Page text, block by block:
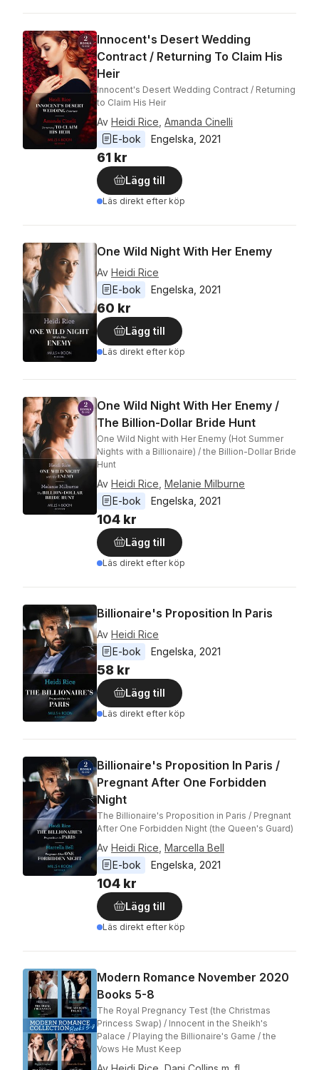
Innocent's Desert Wedding
Contract / Returning To Claim His
Heir
Innocent's Desert Wedding Contract / Returning
to Claim His Heir
Av Heidi Rice, Amanda Cinelli
E-bok
Engelska, 2021
61 kr
Lägg till
Läs direkt efter köp
One Wild Night With Her Enemy
Av Heidi Rice
E-bok
Engelska, 2021
60 kr
Lägg till
Läs direkt efter köp
One Wild Night With Her Enemy /
The Billion-Dollar Bride Hunt
One Wild Night with Her Enemy (Hot Summer
Nights with a Billionaire) / the Billion-Dollar Bride
Hunt
Av Heidi Rice Melanie Milburne
E-bok
Engelska 2021
104 kr
Lägg till
Läs direkt efter köp
Billionaire's Proposition In Paris
Av Heidi Rice
E-bok
Engelska 2021
58 kr
Lägg till
Läs direkt efter köp
Billionaire's Proposition In Paris /
Pregnant After One Forbidden
Night
The Billionaire's Proposition in Paris / Pregnant
After One Forbidden Night (the Queen's Guard)
Av Heidi Rice Marcella Bell
E-bok
Engelska 2021
104 kr
Lägg till
Läs direkt efter köp
Modern Romance November 2020
Books 5-8
The Royal Pregnancy Test (the Christmas
Princess Swap) / Innocent in the Sheikh's
Palace / Playing the Billionaire's Game / the
Vows He Must Keep